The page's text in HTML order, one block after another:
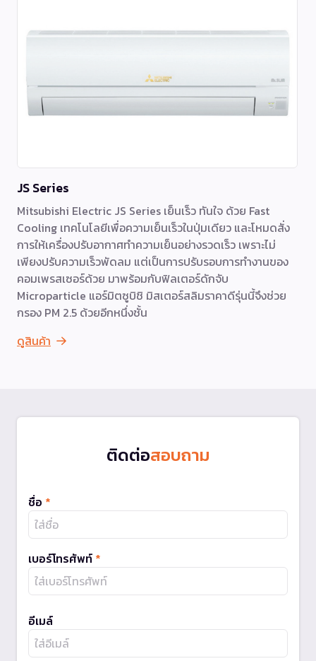
JS Series
Mitsubishi Electric JS Series เย็นเร็ว ทันใจ ด้วย Fast
Cooling เทคโนโลยีเพื่อความเย็นเร็วในปุ่มเดียว และโหมดสั่ง
การให้เครื่องปรับอากาศทำความเย็นอย่างรวดเร็ว เพราะไม่
เพียงปรับความเร็วพัดลม แต่เป็นการปรับรอบการทำงานของ
คอมเพรสเซอร์ด้วย มาพร้อมกับฟิลเตอร์ดักจับ
Microparticle แอร์มิตซูบิชิ มิสเตอร์สลิมราคาดีรุ่นนี้จึงช่วย
กรอง PM 2.5 ด้วยอีกหนึ่งชั้น
ดูสินค้า
ติดต่อสอบถาม
ชื่อ *
เบอร์โทรศัพท์ *
อีเมล์